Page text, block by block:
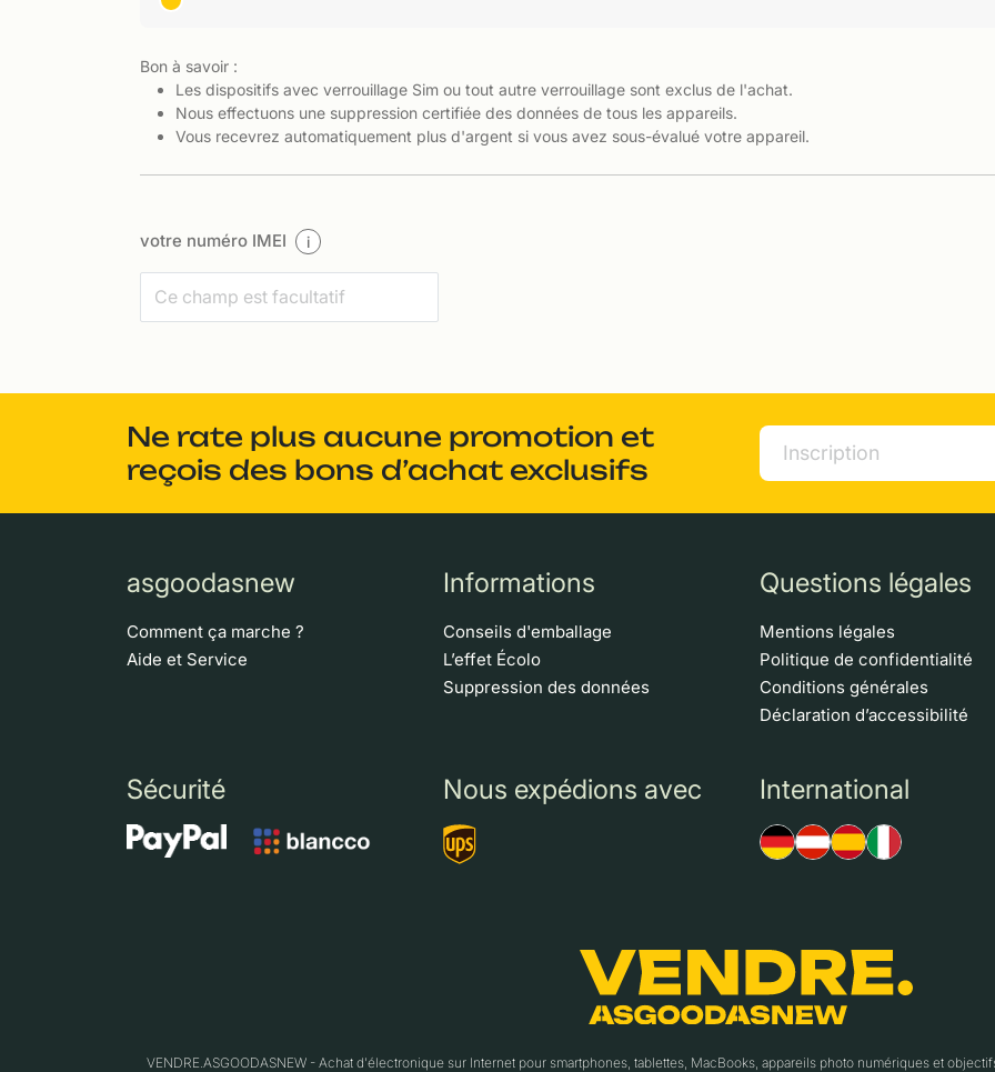
Bon à savoir :
Les dispositifs avec verrouillage Sim ou tout autre verrouillage sont exclus de l'achat.
Nous effectuons une suppression certifiée des données de tous les appareils.
Vous recevrez automatiquement plus d'argent si vous avez sous-évalué votre appareil.
votre numéro IMEI i
Ne rate plus aucune promotion et
reçois des bons d’achat exclusifs
asgoodasnew
Comment ça marche ?
Aide et Service
Informations
Conseils d'emballage
L’effet Écolo
Suppression des données
Questions légales
Mentions légales
Politique de confidentialité
Conditions générales
Déclaration d’accessibilité
Sécurité Nous expédions avec International
VENDRE.ASGOODASNEW - Achat d'électronique sur Internet pour smartphones, tablettes, MacBooks, appareils photo numériques et